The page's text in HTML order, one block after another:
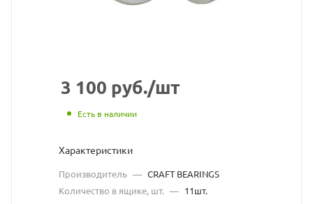
ссылке
https://
без
владельца
сайта
3 100 руб./шт
Есть в наличии
Характеристики
Производитель — CRAFT BEARINGS
Количество в ящике, шт. — 11шт.